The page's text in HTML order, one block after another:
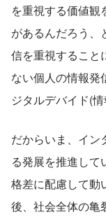
を重視する価値
があるんだろう、
信を重視すること
ない個人の情報発
ジタルデバイド(
だからいま、イン
る発展を推進して
格差に配慮して動
後、社会全体の亀